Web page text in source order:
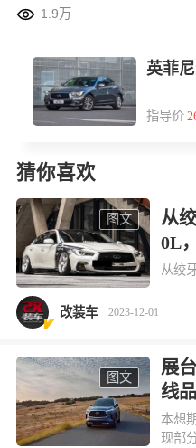
 1.9万
英菲
指导价
猜你喜欢
图文
从
0L
从绞
改装车 2023-12-01
图文
展
线
本想
现部